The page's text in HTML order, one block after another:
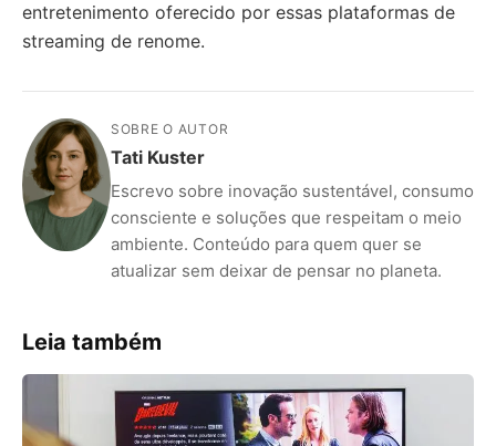
entretenimento oferecido por essas plataformas de
streaming de renome.
SOBRE O AUTOR
Tati Kuster
Escrevo sobre inovação sustentável, consumo
consciente e soluções que respeitam o meio
ambiente. Conteúdo para quem quer se
atualizar sem deixar de pensar no planeta.
Leia também